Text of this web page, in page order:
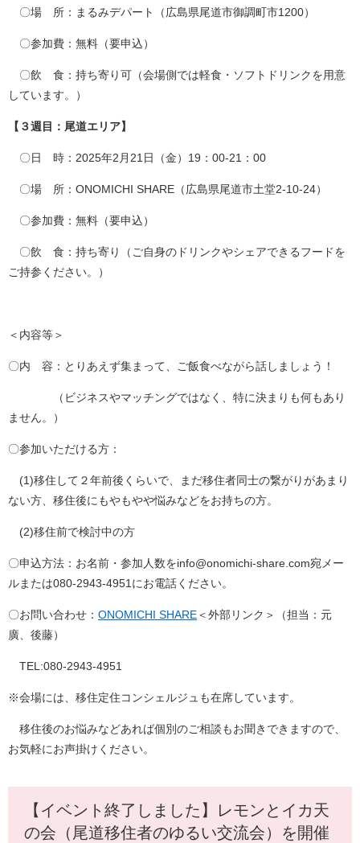
〇場 所：まるみデパート（広島県尾道市御調町市1200）
〇参加費：無料（要申込）
〇飲 食：持ち寄り可（会場側では軽食・ソフトドリンクを用意
しています。）
【３週目：尾道エリア】
〇日 時：2025年2月21日（金）19：00-21：00
〇場 所：ONOMICHI SHARE（広島県尾道市土堂2-10-24）
〇参加費：無料（要申込）
〇飲 食：持ち寄り（ご自身のドリンクやシェアできるフードを
ご持参ください。）
＜内容等＞
〇内 容：とりあえず集まって、ご飯食べながら話しましょう！
（ビジネスやマッチングではなく、特に決まりも何もあり
ません。）
〇参加いただける方：
(1)移住して２年前後くらいで、まだ移住者同士の繋がりがあまり
ない方、移住後にもやもやや悩みなどをお持ちの方。
(2)移住前で検討中の方
〇申込方法：お名前・参加人数をinfo@onomichi-share.com宛メー
ルまたは080-2943-4951にお電話ください。
〇お問い合わせ： ONOMICHI SHARE＜外部リンク＞
（担当：元
廣、後藤）
TEL:080-2943-4951
※会場には、移住定住コンシェルジュも在席しています。
移住後のお悩みなどあれば個別のご相談もお聞きできますので、
お気軽にお声掛けください。
【イベント終了しました】レモンとイカ天
の会（尾道移住者のゆるい交流会）を開催